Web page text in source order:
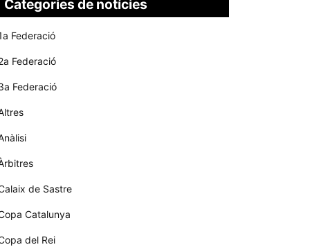
Categories de notícies
Federació
Federació
Federació
de Sastre
Catalunya
del Rei